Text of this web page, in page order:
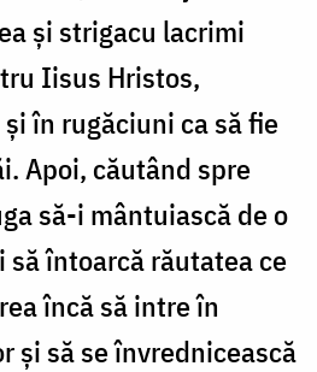
şi strigacu lacrimi
Iisus Hristos,
în rugăciuni ca să fie
Apoi, căutând spre
să-i mântuiască de o
să întoarcă răutatea ce
încă să intre în
şi să se învrednicească